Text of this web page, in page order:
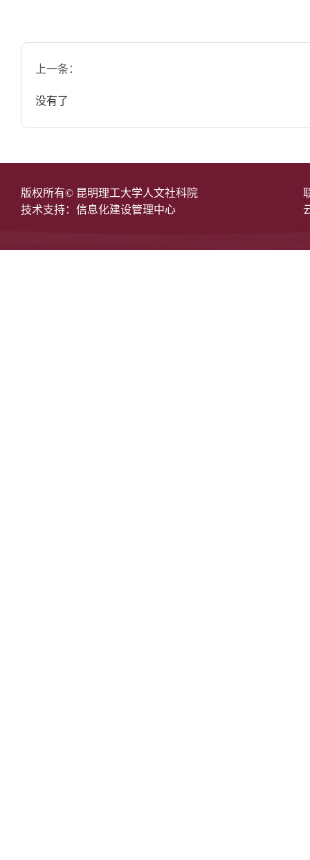
上一条：
没有了
版权所有© 昆明理工大学人文社科院
技术支持：信息化建设管理中心